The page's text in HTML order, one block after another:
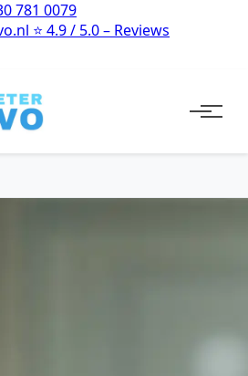
781 0079
⭐ 4.9 / 5.0 – Reviews